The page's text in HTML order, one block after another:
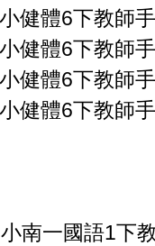
健體6下教師
健體6下教師
健體6下教師
健體6下教師
南一國語1下